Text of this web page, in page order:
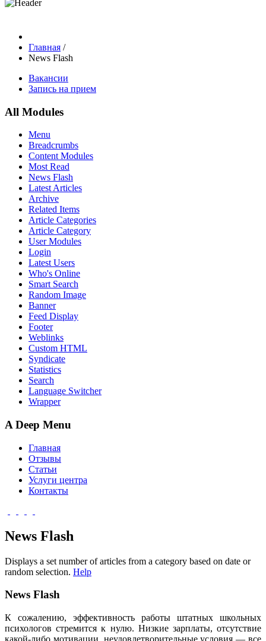
Главная /
News Flash
Вакансии
Запись на прием
All Modules
Menu
Breadcrumbs
Content Modules
Most Read
News Flash
Latest Articles
Archive
Related Items
Article Categories
Article Category
User Modules
Login
Latest Users
Who's Online
Smart Search
Random Image
Banner
Feed Display
Footer
Weblinks
Custom HTML
Syndicate
Statistics
Search
Language Switcher
Wrapper
A Deep Menu
Главная
Отзывы
Статьи
Услуги центра
Контакты
News Flash
Displays a set number of articles from a category based on date or
random selection. Help
News Flash
К сожалению, эффективность работы штатных школьных
психологов стремится к нулю. Низкие зарплаты, отсутствие
какой-либо мотивации, неудовлетворительные условия — все